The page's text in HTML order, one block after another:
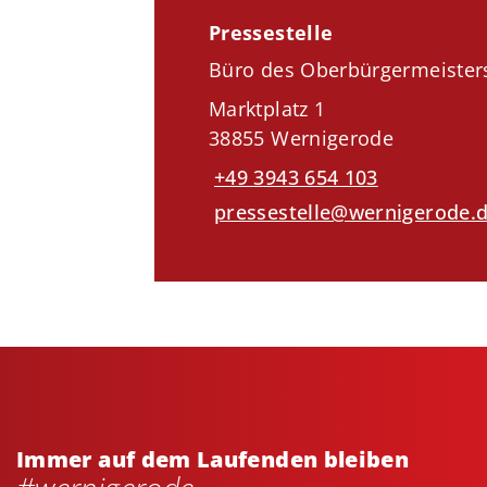
Pressestelle
Büro des
Marktplatz 1
38855 Wernigerode
+49 3943 654 103
Immer auf dem Laufenden bleiben